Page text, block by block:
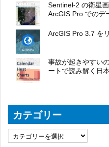
Sentinel-2 の衛星
ArcGIS Pro でのデ
ArcGIS Pro 3.7 を
事故が起きやすい
ートで読み解く日
カテゴリー